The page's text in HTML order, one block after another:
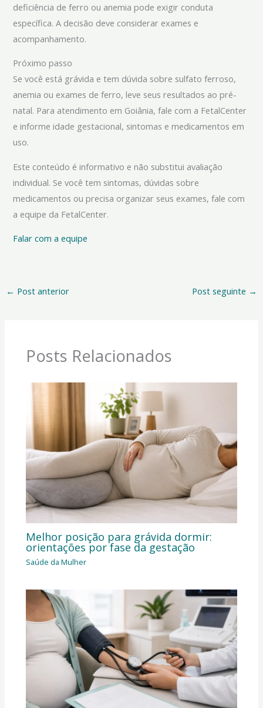
deficiência de ferro ou anemia pode exigir conduta
específica. A decisão deve considerar exames e
acompanhamento.
Próximo passo
Se você está grávida e tem dúvida sobre sulfato ferroso,
anemia ou exames de ferro, leve seus resultados ao pré-
natal. Para atendimento em Goiânia, fale com a FetalCenter
e informe idade gestacional, sintomas e medicamentos em
uso.
Este conteúdo é informativo e não substitui avaliação
individual. Se você tem sintomas, dúvidas sobre
medicamentos ou precisa organizar seus exames, fale com
a equipe da FetalCenter.
Falar com a equipe
← Post anterior Post seguinte →
Posts Relacionados
Melhor posição para grávida dormir:
orientações por fase da gestação
Saúde da Mulher